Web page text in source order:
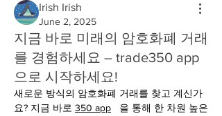
Irish Irish
June 2, 2025
지금 바로 미래의 암호화폐 거래
를 경험하세요 – trade350 app
으로 시작하세요!
새로운 방식의 암호화폐 거래를 찾고 계신가
요? 지금 바로 350 app 을 통해 한 차원 높은